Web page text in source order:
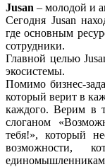
Jusan – молодой и
Сегодня Jusan
где основным
сотрудники.
Главной целью
экосистемы.
Помимо бизнес-
который верит в
каждого. Верим в
слоганом
тебя!», который
возможности,